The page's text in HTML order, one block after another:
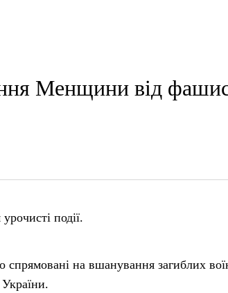
Менщини від
події.
спрямовані на вшанування загиблих